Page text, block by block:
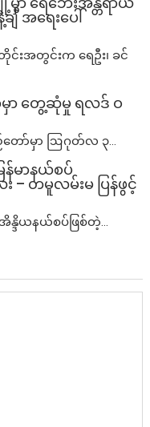
ျီ အရေးပေါ်
င်းအတွင်းက ရေဦး၊ ခင်
ာ်မှာ တွေ့ဆုံမှု ရလဒ် ဝ
ည်တော်မှာ ဩဂုတ်လ ၃...
န်မာနယ်စပ်
– တမူလမ်းမ ပြန်ဖွင့်
အိန္ဒိယနယ်စပ်ဖြစ်တဲ့...